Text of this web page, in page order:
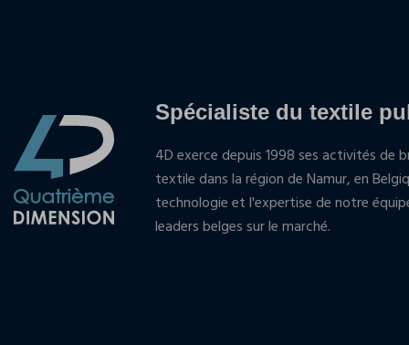
Spécialiste du textile
4D exerce depuis 1998 ses activités de
textile dans la région de Namur, en
technologie et l'expertise de notre
leaders belges sur le marché.